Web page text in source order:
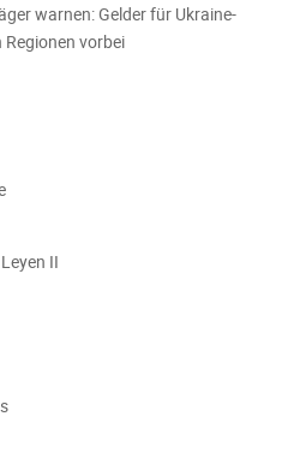
warnen: Gelder für Ukraine-
vorbei
II